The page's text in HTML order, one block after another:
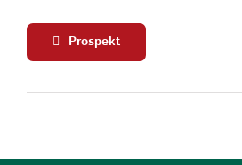
Prospekt